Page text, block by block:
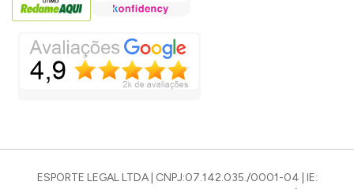
ESPORTE LEGAL LTDA | CNPJ:07.142.035./0001-04 | IE: